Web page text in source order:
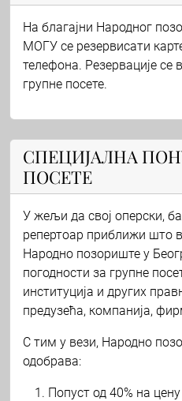
На благајни Народног
МОГУ се резервисати
телефона. Резервације
групне посете.
СПЕЦИЈАЛНА
ПОСЕТЕ
У жељи да свој оперски,
репертоар приближи што
Народно позориште у
погодности за групне
институција и других
предузећа, компанија,
С тим у вези, Народно
одобрава:
Попуст од 40% на